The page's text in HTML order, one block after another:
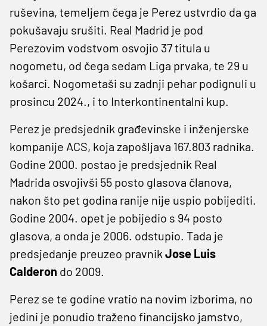
ruševina, temeljem čega je Perez ustvrdio da ga
pokušavaju srušiti. Real Madrid je pod
Perezovim vodstvom osvojio 37 titula u
nogometu, od čega sedam Liga prvaka, te 29 u
košarci. Nogometaši su zadnji pehar podignuli u
prosincu 2024., i to Interkontinentalni kup.
Perez je predsjednik građevinske i inženjerske
kompanije ACS, koja zapošljava 167.803 radnika.
Godine 2000. postao je predsjednik Real
Madrida osvojivši 55 posto glasova članova,
nakon što pet godina ranije nije uspio pobijediti.
Godine 2004. opet je pobijedio s 94 posto
glasova, a onda je 2006. odstupio. Tada je
predsjedanje preuzeo pravnik Jose Luis
Calderon do 2009.
Perez se te godine vratio na novim izborima, no
jedini je ponudio traženo financijsko jamstvo,